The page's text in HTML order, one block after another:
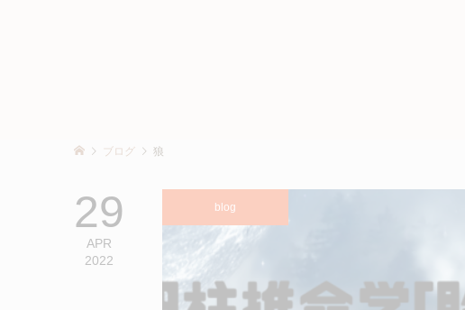
ブログ 狼
29
APR
2022
blog